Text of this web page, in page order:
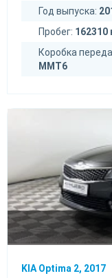
Год выпуска:
Пробег: 162310
Коробка
MMT6
KIA Optima 2, 2017